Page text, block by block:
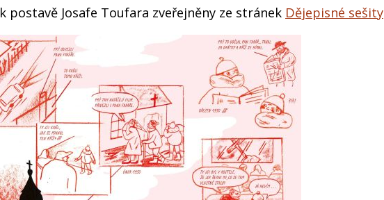
k postavě Josafe Toufara zveřejněny ze stránek Dějepisné sešity